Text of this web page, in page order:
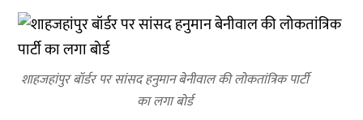
शाहजहांपुर बॉर्डर पर सांसद हनुमान बेनीवाल की लोकतांत्रिक पार्टी
का लगा बोर्ड